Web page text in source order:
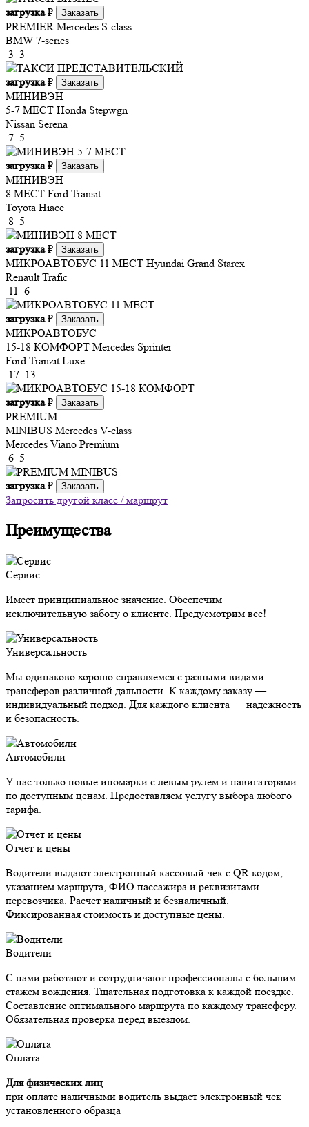
загрузка₽ Заказать
PREMIER Mercedes S-class
BMW 7-series
3 3
загрузка₽ Заказать
МИНИВЭН
5-7 МЕСТ Honda Stepwgn
Nissan Serena
7 5
загрузка₽ Заказать
МИНИВЭН
8 МЕСТ Ford Transit
Toyota Hiace
8 5
загрузка₽ Заказать
МИКРОАВТОБУС 11 МЕСТ Hyundai Grand Starex
Renault Trafic
11 6
загрузка₽ Заказать
МИКРОАВТОБУС
15-18 КОМФОРТ Mercedes Sprinter
Ford Tranzit Luxe
17 13
загрузка₽ Заказать
PREMIUM
MINIBUS Mercedes V-class
Mercedes Viano Premium
6 5
загрузка₽ Заказать
Запросить другой класс / маршрут
Преимущества
Сервис
Имеет принципиальное значение. Обеспечим
исключительную заботу о клиенте. Предусмотрим все!
Универсальность
Мы одинаково хорошо справляемся с разными видами
трансферов различной дальности. К каждому заказу —
индивидуальный подход. Для каждого клиента — надежность
и безопасность.
Автомобили
У нас только новые иномарки с левым рулем и навигаторами
по доступным ценам. Предоставляем услугу выбора любого
тарифа.
Отчет и цены
Водители выдают электронный кассовый чек с QR кодом,
указанием маршрута, ФИО пассажира и реквизитами
перевозчика. Расчет наличный и безналичный.
Фиксированная стоимость и доступные цены.
Водители
С нами работают и сотрудничают профессионалы с большим
стажем вождения. Тщательная подготовка к каждой поездке.
Составление оптимального маршрута по каждому трансферу.
Обязательная проверка перед выездом.
Оплата
Для физических лиц
при оплате наличными водитель выдает электронный чек
установленного образца